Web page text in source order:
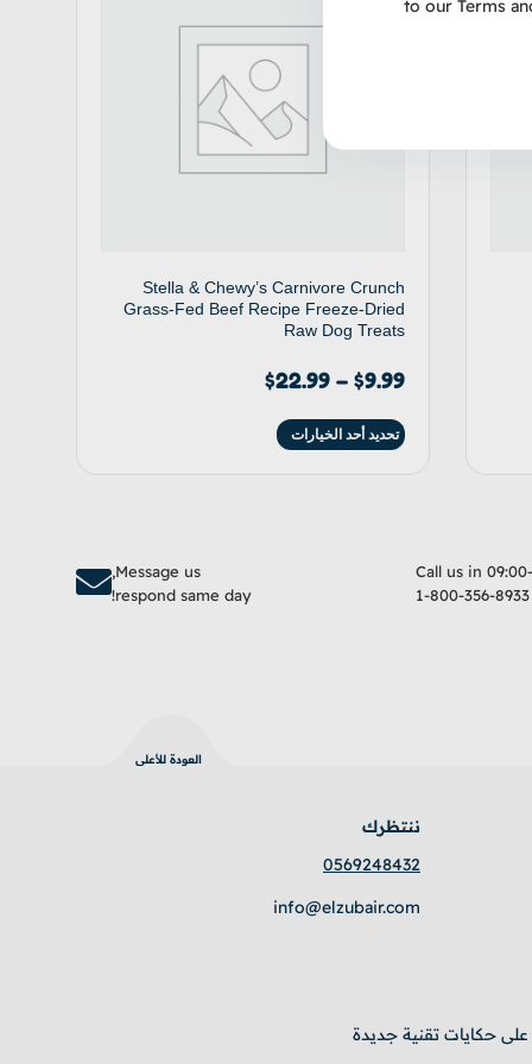
Stella & Chewy’s Carnivore Crunch
Grass-Fed Beef Recipe Freeze-Dried
Raw Dog Treats
$9.99
–
$22.99
تحديد أحد الخيارات
Call us in
1-800-356-8933
Message us,
respond same day!
العودة للأعلى
ننتظرك
0569248432
info@elzubair.com
حكايات تقنية جديدة
to our Terms